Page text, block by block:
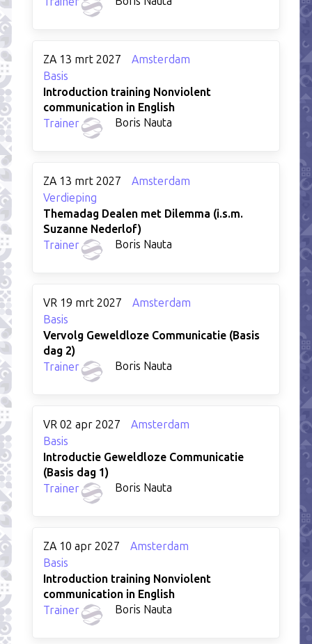
ZA 13 mrt 2027
Amsterdam
Basis
Introduction training Nonviolent
communication in English
Trainer
Boris Nauta
ZA 13 mrt 2027
Amsterdam
Verdieping
Themadag Dealen met Dilemma (i.s.m.
Suzanne Nederlof)
Trainer
Boris Nauta
VR 19 mrt 2027
Amsterdam
Basis
Vervolg Geweldloze Communicatie (Basis
dag 2)
Trainer
Boris Nauta
VR 02 apr 2027
Amsterdam
Basis
Introductie Geweldloze Communicatie
(Basis dag 1)
Trainer
Boris Nauta
ZA 10 apr 2027
Amsterdam
Basis
Introduction training Nonviolent
communication in English
Trainer
Boris Nauta